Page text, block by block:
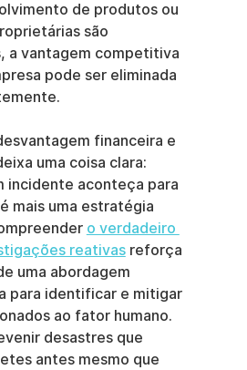
de produtos ou
são
a vantagem competitiva
pode ser eliminada
financeira e
uma coisa clara:
incidente aconteça para
mais uma estratégia
o verdadeiro
reativas reforça
uma abordagem
para identificar e mitigar
ao fator humano.
desastres que
antes mesmo que